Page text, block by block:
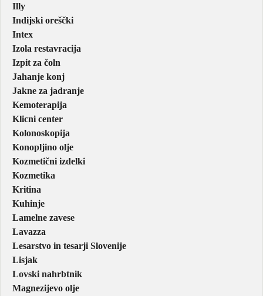
Illy
Indijski oreščki
Intex
Izola restavracija
Izpit za čoln
Jahanje konj
Jakne za jadranje
Kemoterapija
Klicni center
Kolonoskopija
Konopljino olje
Kozmetični izdelki
Kozmetika
Kritina
Kuhinje
Lamelne zavese
Lavazza
Lesarstvo in tesarji Slovenije
Lisjak
Lovski nahrbtnik
Magnezijevo olje